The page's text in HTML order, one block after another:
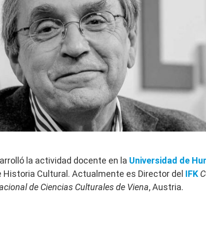
la actividad docente en la Universidad de
Historia Cultural. Actualmente es Director del IFK
de Ciencias Culturales de Viena, Austria.